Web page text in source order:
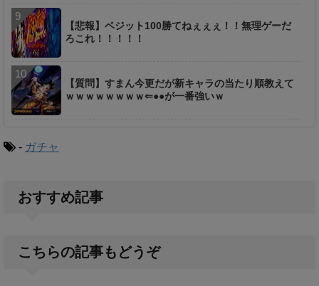
【悲報】ベジット100勝てねぇぇぇ！！無理ゲーだ
ろこれ！！！！！
【質問】すまん今更だが新キャラの当たり順教えて
ｗｗｗｗｗｗｗｗ⇐●●が一番強いｗ
- ガチャ
おすすめ記事
こちらの記事もどうぞ